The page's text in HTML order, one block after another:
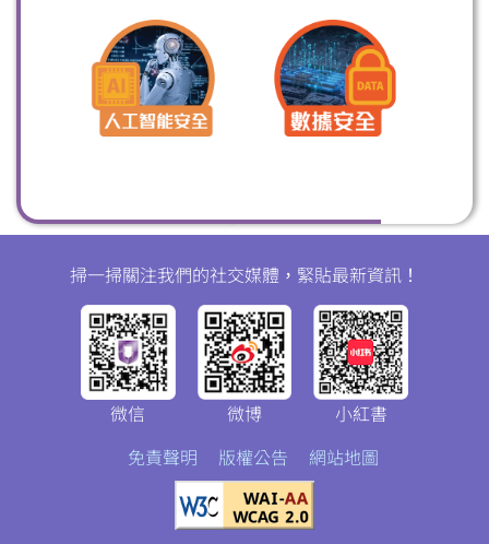
免責聲明 版權公告 網站地圖
掃一掃關注我們的社交媒體，緊貼最新資訊！
微信 微博 小紅書